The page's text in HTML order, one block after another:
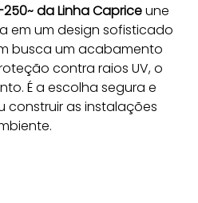
250~ da Linha Caprice une
em um design sofisticado
busca um acabamento
contra raios UV, o
É a escolha segura e
construir as instalações